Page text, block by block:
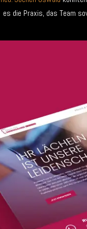
es die Praxis, das Team